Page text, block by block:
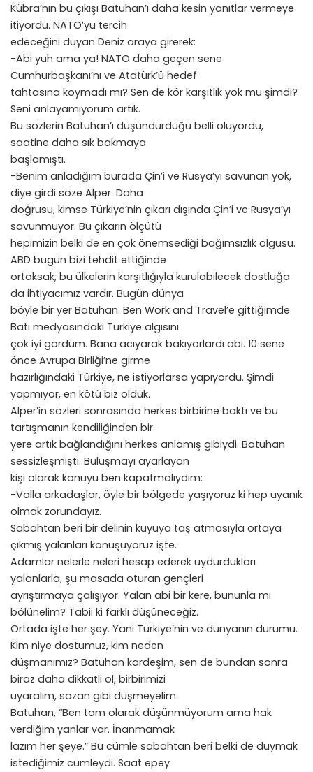
Kübra’nın bu çıkışı Batuhan’ı daha kesin yanıtlar vermeye
itiyordu. NATO’yu tercih
edeceğini duyan Deniz araya girerek:
-Abi yuh ama ya! NATO daha geçen sene
Cumhurbaşkanı’nı ve Atatürk’ü hedef
tahtasına koymadı mı? Sen de kör karşıtlık yok mu şimdi?
Seni anlayamıyorum artık.
Bu sözlerin Batuhan’ı düşündürdüğü belli oluyordu,
saatine daha sık bakmaya
başlamıştı.
-Benim anladığım burada Çin’i ve Rusya’yı savunan yok,
diye girdi söze Alper. Daha
doğrusu, kimse Türkiye’nin çıkarı dışında Çin’i ve Rusya’yı
savunmuyor. Bu çıkarın ölçütü
hepimizin belki de en çok önemsediği bağımsızlık olgusu.
ABD bugün bizi tehdit ettiğinde
ortaksak, bu ülkelerin karşıtlığıyla kurulabilecek dostluğa
da ihtiyacımız vardır. Bugün dünya
böyle bir yer Batuhan. Ben Work and Travel’e gittiğimde
Batı medyasındaki Türkiye algısını
çok iyi gördüm. Bana acıyarak bakıyorlardı abi. 10 sene
önce Avrupa Birliği’ne girme
hazırlığındaki Türkiye, ne istiyorlarsa yapıyordu. Şimdi
yapmıyor, en kötü biz olduk.
Alper’in sözleri sonrasında herkes birbirine baktı ve bu
tartışmanın kendiliğinden bir
yere artık bağlandığını herkes anlamış gibiydi. Batuhan
sessizleşmişti. Buluşmayı ayarlayan
kişi olarak konuyu ben kapatmalıydım:
-Valla arkadaşlar, öyle bir bölgede yaşıyoruz ki hep uyanık
olmak zorundayız.
Sabahtan beri bir delinin kuyuya taş atmasıyla ortaya
çıkmış yalanları konuşuyoruz işte.
Adamlar nelerle neleri hesap ederek uydurdukları
yalanlarla, şu masada oturan gençleri
ayrıştırmaya çalışıyor. Yalan abi bir kere, bununla mı
bölünelim? Tabii ki farklı düşüneceğiz.
Ortada işte her şey. Yani Türkiye’nin ve dünyanın durumu.
Kim niye dostumuz, kim neden
düşmanımız? Batuhan kardeşim, sen de bundan sonra
biraz daha dikkatli ol, birbirimizi
uyaralım, sazan gibi düşmeyelim.
Batuhan, “Ben tam olarak düşünmüyorum ama hak
verdiğim yanlar var. İnanmamak
lazım her şeye.” Bu cümle sabahtan beri belki de duymak
istediğimiz cümleydi. Saat epey